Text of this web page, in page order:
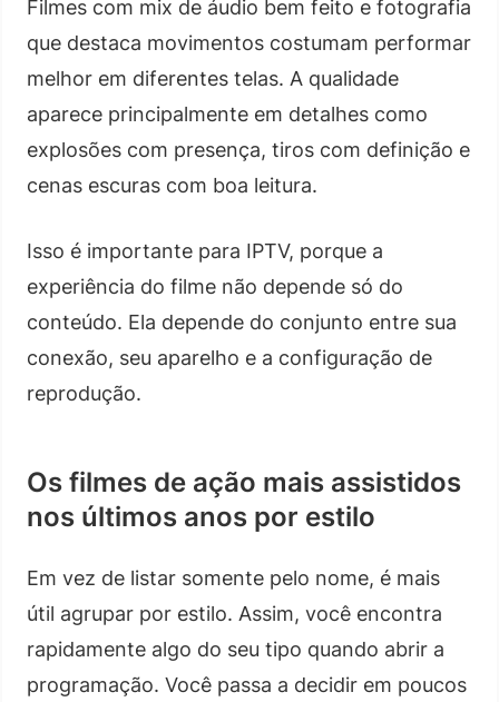
Filmes com mix de áudio bem feito e fotografia
que destaca movimentos costumam performar
melhor em diferentes telas. A qualidade
aparece principalmente em detalhes como
explosões com presença, tiros com definição e
cenas escuras com boa leitura.
Isso é importante para IPTV, porque a
experiência do filme não depende só do
conteúdo. Ela depende do conjunto entre sua
conexão, seu aparelho e a configuração de
reprodução.
Os filmes de ação mais assistidos
nos últimos anos por estilo
Em vez de listar somente pelo nome, é mais
útil agrupar por estilo. Assim, você encontra
rapidamente algo do seu tipo quando abrir a
programação. Você passa a decidir em poucos